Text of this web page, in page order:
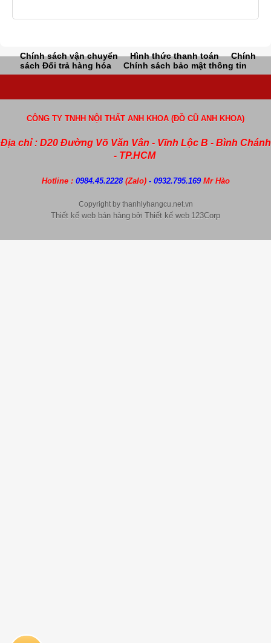
Chính sách vận chuyển Hình thức thanh toán
Chính
sách Đổi trả hàng hóa
Chính sách bảo mật thông tin
CÔNG TY TNHH NỘI THẤT ANH KHOA (ĐỒ CŨ ANH KHOA)
Địa chỉ : D20 Đường Võ Văn Vân - Vĩnh Lộc B - Bình Chánh
- TP.HCM
Hotline : 0984.45.2228 (Zalo) - 0932.795.169 Mr Hào
Copyright by thanhlyhangcu.net.vn
Thiết kế web bán hàng bởi Thiết kế web 123Corp